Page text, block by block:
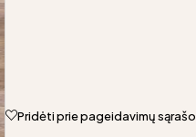
Pridėti prie pageidavimų sąrašo